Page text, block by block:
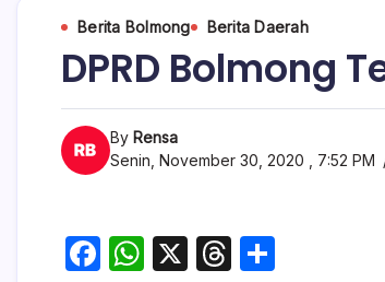
Berita Bolmong Berita Daerah
DPRD Bolmong
By Rensa
Senin, November 30, 2020 , 7:52 PM
F
W X
T